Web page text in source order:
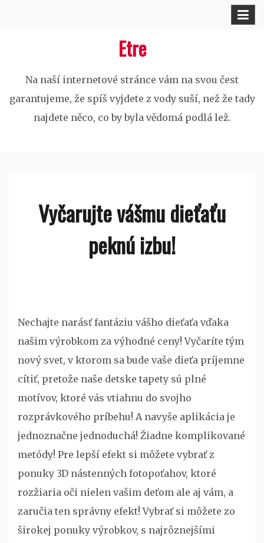
Etre
Na naší internetové stránce vám na svou čest
garantujeme, že spíš vyjdete z vody suší, než že tady
najdete něco, co by byla vědomá podlá lež.
Vyčarujte vášmu dieťaťu
peknú izbu!
Nechajte narásť fantáziu vášho dieťaťa vďaka
našim výrobkom za výhodné ceny! Vyčaríte tým
nový svet, v ktorom sa bude vaše dieťa príjemne
cítiť, pretože naše detske tapety sú plné
motívov, ktoré vás vtiahnu do svojho
rozprávkového príbehu! A navyše aplikácia je
jednoznačne jednoduchá! Žiadne komplikované
metódy! Pre lepší efekt si môžete vybrať z
ponuky 3D nástenných fotopoťahov, ktoré
rozžiaria oči nielen vašim deťom ale aj vám, a
zaručia ten správny efekt! Vybrať si môžete zo
širokej ponuky výrobkov, s najrôznejšími